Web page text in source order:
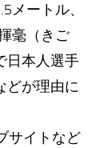
メートル、
毫（きご
日本人選手
どが理由に
サイトなど